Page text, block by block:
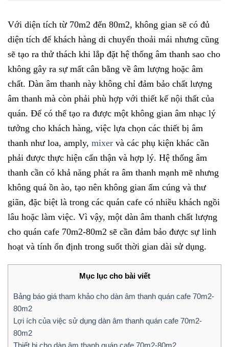
Với diện tích từ 70m2 đến 80m2, không gian sẽ có đủ
diện tích để khách hàng di chuyển thoải mái nhưng cũng
sẽ tạo ra thử thách khi lắp đặt hệ thống âm thanh sao cho
không gây ra sự mất cân bằng về âm lượng hoặc âm
chất. Dàn âm thanh này không chỉ đảm bảo chất lượng
âm thanh mà còn phải phù hợp với thiết kế nội thất của
quán. Để có thể tạo ra được một không gian âm nhạc lý
tưởng cho khách hàng, việc lựa chọn các thiết bị âm
thanh như loa, amply, mixer và các phụ kiện khác cần
phải được thực hiện cẩn thận và hợp lý. Hệ thống âm
thanh cần có khả năng phát ra âm thanh mạnh mẽ nhưng
không quá ồn ào, tạo nên không gian ấm cúng và thư
giãn, đặc biệt là trong các quán cafe có nhiều khách ngồi
lâu hoặc làm việc. Vì vậy, một dàn âm thanh chất lượng
cho quán cafe 70m2-80m2 sẽ cần đảm bảo được sự linh
hoạt và tính ổn định trong suốt thời gian dài sử dụng.
Mục lục cho bài viết
Bảng báo giá tham khảo cho dàn âm thanh quán cafe 70m2-
80m2
Lợi ích của việc sử dụng dàn âm thanh quán cafe 70m2-
80m2
Thiết bị cho dàn âm thanh quán cafe 70m2-80m2